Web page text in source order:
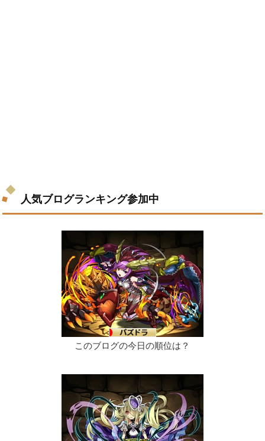
人気ブログランキング参加中
このブログの今日の順位は？